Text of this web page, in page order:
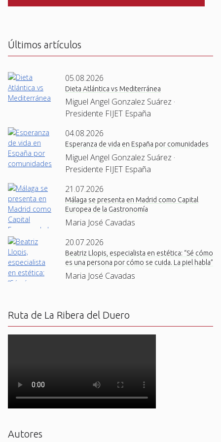
C
Últimos artículos
05.08.2026
Dieta Atlántica vs Mediterránea
Miguel Angel Gonzalez Suárez ·
Presidente FIJET España
04.08.2026
Esperanza de vida en España por comunidades
Miguel Angel Gonzalez Suárez ·
Presidente FIJET España
21.07.2026
Málaga se presenta en Madrid como Capital
Europea de la Gastronomía
Maria José Cavadas
20.07.2026
Beatriz Llopis, especialista en estética: “Sé cómo
es una persona por cómo se cuida. La piel habla”
Maria José Cavadas
Ruta de La Ribera del Duero
Autores